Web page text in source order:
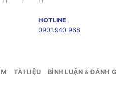
HOTLINE
0901.940.968
TÀI LIỆU BÌNH LUẬN & ĐÁNH